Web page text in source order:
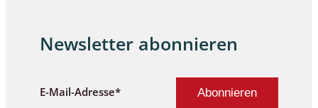
Newsletter abonnieren
E-Mail-Adresse*